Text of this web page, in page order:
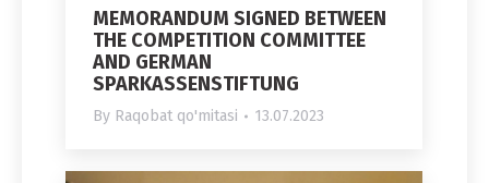
MEMORANDUM SIGNED BETWEEN
THE COMPETITION COMMITTEE
AND GERMAN
SPARKASSENSTIFTUNG
By Raqobat qo'mitasi 13.07.2023